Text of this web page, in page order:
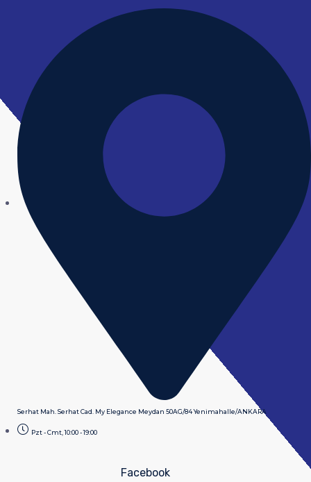
Serhat Mah. Serhat Cad. My Elegance Meydan 50AG/84 Yenimahalle/ANKARA
Pzt - Cmt, 10:00 - 19:00
Facebook